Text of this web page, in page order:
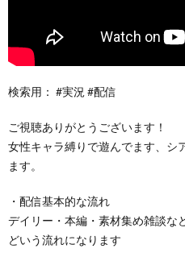
検索用： #実況 #配信
ご視聴ありがとうございます！
女性キャラ縛りで遊んでます、シ
ます。
・配信基本的な流れ
デイリー・本編・素材集め雑談な
どいう流れになります